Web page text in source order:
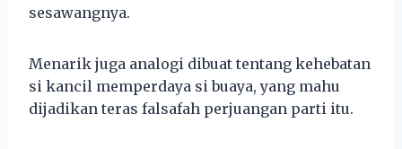
sesawangnya.
Menarik juga analogi dibuat tentang kehebatan
si kancil memperdaya si buaya, yang mahu
dijadikan teras falsafah perjuangan parti itu.